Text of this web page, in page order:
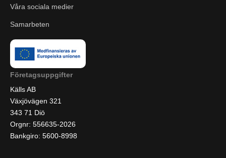
Våra sociala medier
Samarbeten
Företagsuppgifter
Källs AB
Växjövägen 321
343 71 Diö
Orgnr: 556635-2026
Bankgiro: 5600-8998